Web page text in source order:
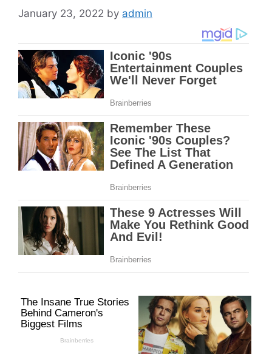
January 23, 2022 by admin